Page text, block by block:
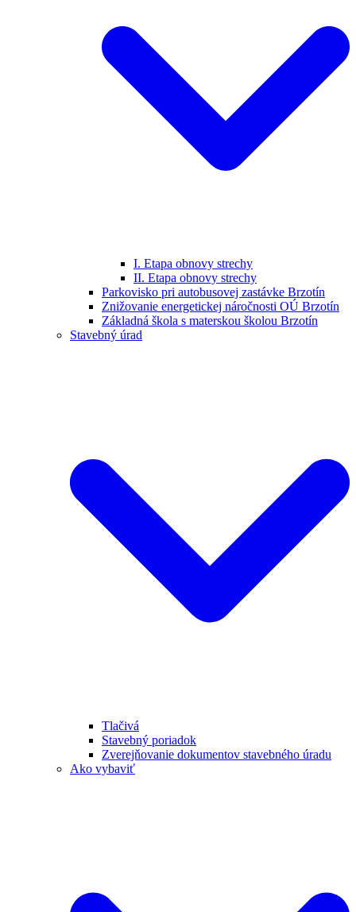
I. Etapa obnovy strechy
II. Etapa obnovy strechy
Parkovisko pri autobusovej zastávke Brzotín
Znižovanie energetickej náročnosti OÚ Brzotín
Základná škola s materskou školou Brzotín
Stavebný úrad
Tlačivá
Stavebný poriadok
Zverejňovanie dokumentov stavebného úradu
Ako vybaviť